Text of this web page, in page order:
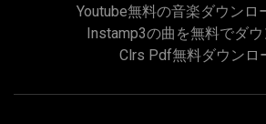
Youtube無料の音楽ダウンロ
Instamp3の曲を無料でダ
Clrs Pdf無料ダウンロ